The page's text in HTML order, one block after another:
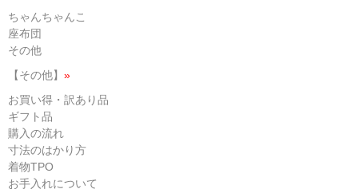
ちゃんちゃんこ
座布団
その他
【その他】 »
お買い得・訳あり品
ギフト品
購入の流れ
寸法のはかり方
着物TPO
お手入れについて